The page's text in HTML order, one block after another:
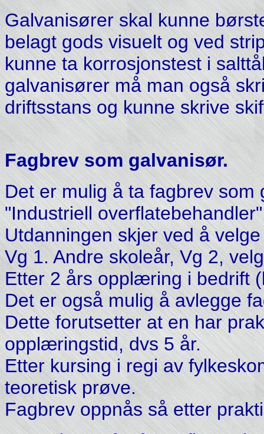
Galvanisører skal kunne
belagt gods visuelt og ved
kunne ta korrosjonstest i
galvanisører må man også
driftsstans og kunne skrive
Fagbrev som galvanisør.
Det er mulig å ta fagbrev som
"Industriell
Utdanningen skjer ved å
Vg 1. Andre skoleår, Vg 2,
Etter 2 års opplæring i bedrift
Det er også mulig å avlegge
Dette forutsetter at en har
opplæringstid, dvs 5 år.
Etter kursing i regi av
teoretisk prøve.
Fagbrev oppnås så etter